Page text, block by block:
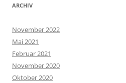
ARCHIV
November 2022
Mai 2021
Februar 2021
November 2020
Oktober 2020